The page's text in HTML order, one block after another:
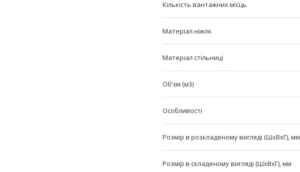
Кількість вантажних місць
Матеріал ніжок
Матеріал стільниці
Об'єм (м3)
Особливості
Розмір в розкладеному вигляді (ШxВxГ), мм
Розмір в складеному вигляді (ШxВxГ), мм